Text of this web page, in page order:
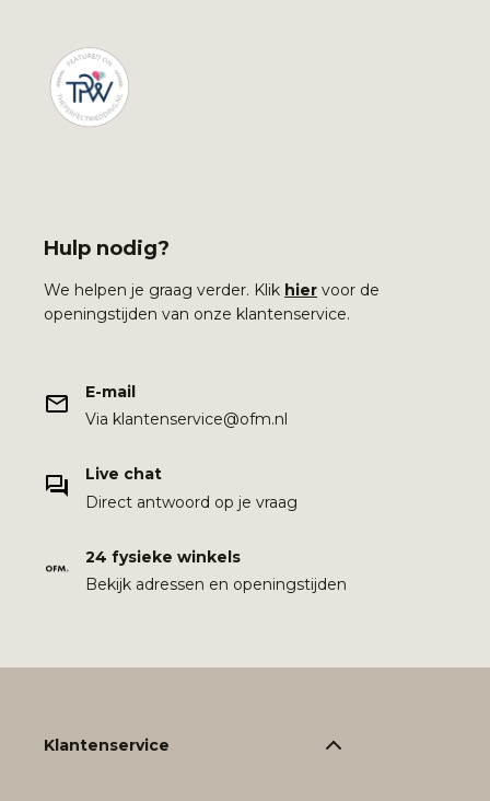
Hulp nodig?
We helpen je graag verder. Klik hier voor de
openingstijden van onze klantenservice.
E-mail
Via klantenservice@ofm.nl
Live chat
Direct antwoord op je vraag
24 fysieke winkels
Bekijk adressen en openingstijden
Klantenservice